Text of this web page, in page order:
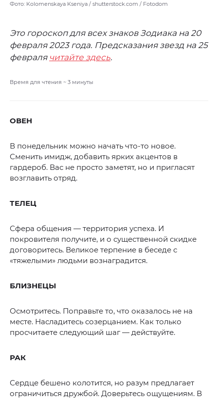
Фото: Kolomenskaya Kseniya / shutterstock.com / Fotodom
Это гороскоп для всех знаков Зодиака на 20
февраля 2023 года. Предсказания звезд на 25
февраля читайте здесь.
Время для чтения ~ 3 минуты
ОВЕН
В понедельник можно начать что-то новое.
Сменить имидж, добавить ярких акцентов в
гардероб. Вас не просто заметят, но и пригласят
возглавить отряд.
ТЕЛЕЦ
Сфера общения — территория успеха. И
покровителя получите, и о существенной скидке
договоритесь. Великое терпение в беседе с
«тяжелыми» людьми вознаградится.
БЛИЗНЕЦЫ
Осмотритесь. Поправьте то, что оказалось не на
месте. Насладитесь созерцанием. Как только
просчитаете следующий шаг — действуйте.
РАК
Сердце бешено колотится, но разум предлагает
ограничиться дружбой. Доверьтесь ощущениям. В